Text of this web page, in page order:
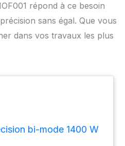
répond à ce besoin
sans égal. Que vous
dans vos travaux les plus
bi-mode 1400 W